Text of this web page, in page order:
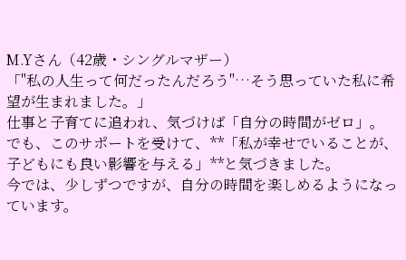
M.Yさん（42歳・シングルマザー）
「"私の人生って何だったんだろう"…そう思っていた私に希
望が生まれました。」
仕事と子育てに追われ、気づけば「自分の時間がゼロ」。
でも、このサポートを受けて、**「私が幸せでいることが、
子どもにも良い影響を与える」**と気づきました。
今では、少しずつですが、自分の時間を楽しめるようになっ
ています。